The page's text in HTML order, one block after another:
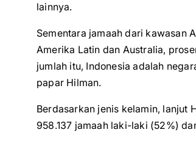
lainnya.
Sementara jamaah dari kawasan
Amerika Latin dan Australia,
jumlah itu, Indonesia adalah
papar Hilman.
Berdasarkan jenis kelamin, lanjut
958.137 jamaah laki-laki (52%)